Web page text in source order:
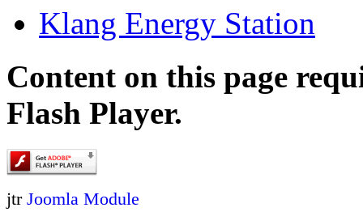
Klang Energy Station
Content on this page
Flash Player.
jtr Joomla Module